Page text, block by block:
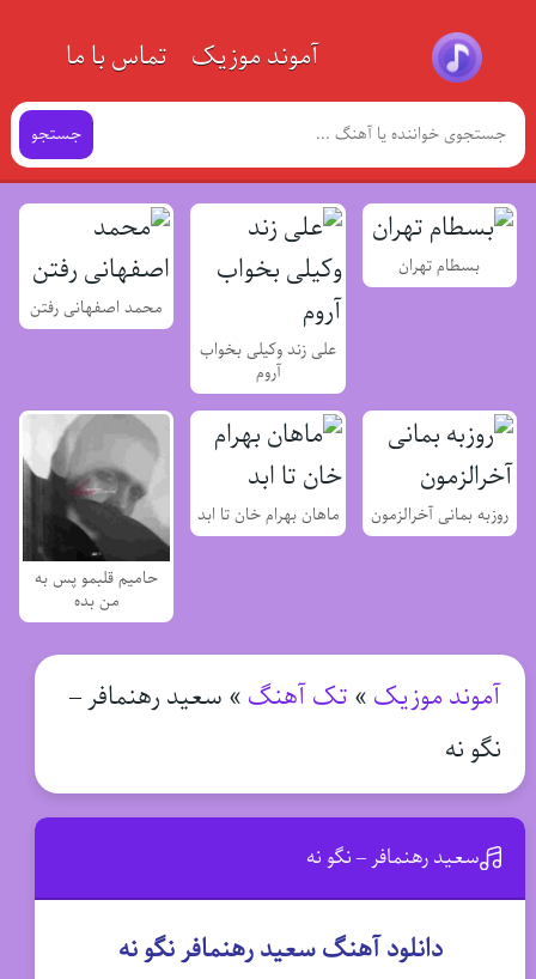
آموند موزیک تماس با ما
جستجو
بسطام تهران
علی زند وکیلی بخواب
آروم
محمد اصفهانی رفتن
روزبه بمانی آخرالزمون ماهان بهرام خان تا ابد
حامیم قلبمو پس به
من بده
آموند موزیک » تک آهنگ » سعید رهنمافر –
نگو نه
سعید رهنمافر – نگو نه
دانلود آهنگ سعید رهنمافر نگو نه